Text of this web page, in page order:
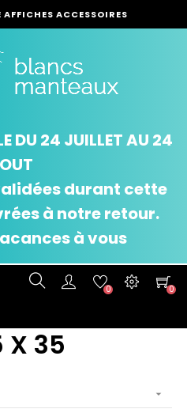
AFFICHES ACCESSOIRES
DU 24 JUILLET AU 24
durant cette
à notre retour.
à vous
0 0
X 35
